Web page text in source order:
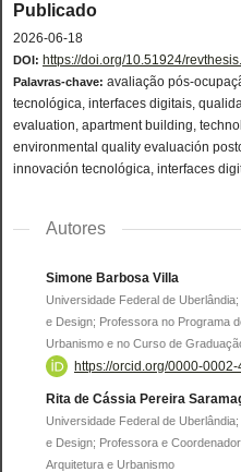
Publicado
2026-06-18
DOI: https://doi.org/10.51924/
Palavras-chave: avaliação pós-
tecnológica, interfaces digitais,
evaluation, apartment building,
environmental quality evaluación
innovación tecnológica, interfaces
Autores
Simone Barbosa Villa
Universidade Federal de
e Design; Professora no Programa
Urbanismo e no Curso de
https://orcid.org/0000-
Rita de Cássia Pereira
Universidade Federal de
e Design; Professora e
Arquitetura e Urbanismo